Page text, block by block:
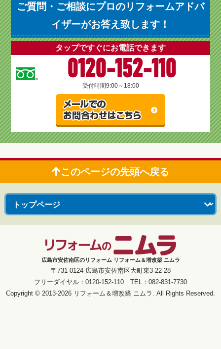
ご質問・ご相談にプロのリフォームアドバ
イザーがお答え致します！
タップですぐにお電話できます
0120-152-110
受付時間9:00～18:00
このページの先頭へ戻る
広島市安佐南区のリフォーム リフォーム＆増改築 ニムラ
〒731-0124 広島市安佐南区大町東3-22-28
フリーダイヤル：0120-152-110 TEL：082-831-7730
Copyright © 2013-2026 リフォーム＆増改築 ニムラ. All Rights Reserved.